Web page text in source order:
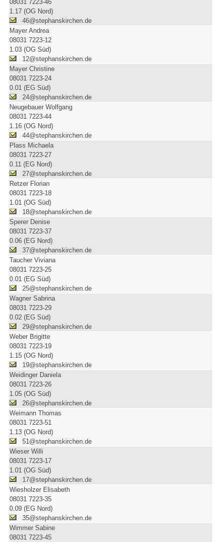
08031 7223-46
1.17 (OG Nord)
46@stephanskirchen.de
Mayer Andrea
08031 7223-12
1.03 (OG Süd)
12@stephanskirchen.de
Mayer Christine
08031 7223-24
0.01 (EG Süd)
24@stephanskirchen.de
Neugebauer Wolfgang
08031 7223-44
1.16 (OG Nord)
44@stephanskirchen.de
Plass Michaela
08031 7223-27
0.11 (EG Nord)
27@stephanskirchen.de
Retzer Florian
08031 7223-18
1.01 (OG Süd)
18@stephanskirchen.de
Sperer Denise
08031 7223-37
0.06 (EG Nord)
37@stephanskirchen.de
Taucher Viviana
08031 7223-25
0.01 (EG Süd)
25@stephanskirchen.de
Wagner Sabrina
08031 7223-29
0.02 (EG Süd)
29@stephanskirchen.de
Weber Brigitte
08031 7223-19
1.15 (OG Nord)
19@stephanskirchen.de
Weidinger Daniela
08031 7223-26
1.05 (OG Süd)
26@stephanskirchen.de
Weimann Thomas
08031 7223-51
1.13 (OG Nord)
51@stephanskirchen.de
Wieser Willi
08031 7223-17
1.01 (OG Süd)
17@stephanskirchen.de
Wiesholzer Elisabeth
08031 7223-35
0.09 (EG Nord)
35@stephanskirchen.de
Wimmer Sabine
08031 7223-45